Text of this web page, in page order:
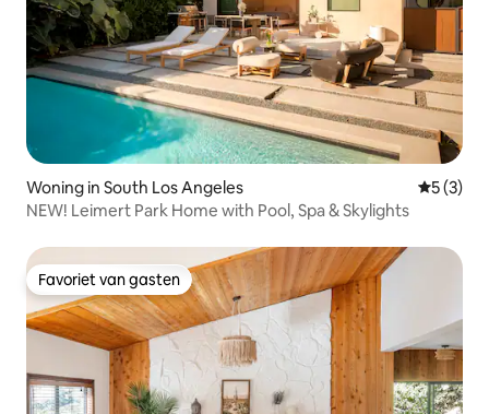
Woning in South Los Angeles
5 (3)
NEW! Leimert Park Home with Pool, Spa & Skylights
Favoriet van gasten
Favoriet van gasten